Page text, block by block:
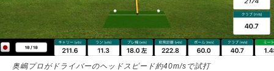
奥嶋プロがドライバーのヘッドスピード約40m/sで試打